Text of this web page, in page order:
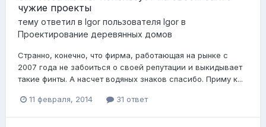
чужие проекты
тему ответил в Igor пользователя Igor в
Проектирование деревянных домов
Странно, конечно, что фирма, работающая на рынке с
2007 года не забоиться о своей репутации и выкидывает
такие финты. А насчет водяных знаков спасибо. Приму к...
11 февраля, 2014 31 ответ